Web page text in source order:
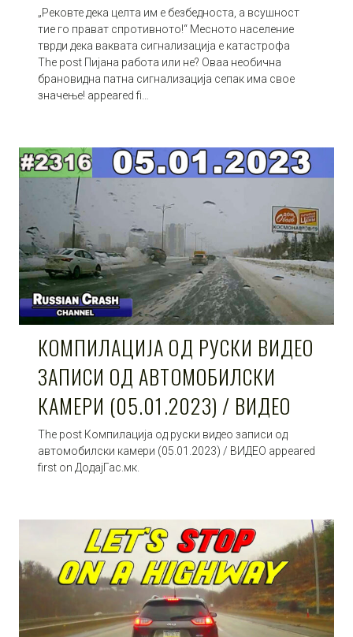
„Рековте дека целта им е безбедноста, а всушност
тие го прават спротивното!“ Месното население
тврди дека ваквата сигнализација е катастрофа
The post Пијана работа или не? Оваа необична
брановидна патна сигнализација сепак има свое
значење! appeared fi…
КОМПИЛАЦИЈА ОД РУСКИ ВИДЕО
ЗАПИСИ ОД АВТОМОБИЛСКИ
КАМЕРИ (05.01.2023) / ВИДЕО
The post Компилација од руски видео записи од
автомобилски камери (05.01.2023) / ВИДЕО appeared
first on ДодајГас.мк.